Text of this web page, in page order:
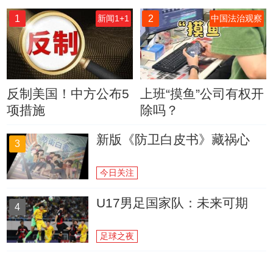
1 新闻1+1
反制美国！中方公布5
项措施
2 中国法治观察
上班“摸鱼”公司有权开
除吗？
3 新版《防卫白皮书》藏祸心
今日关注
4 U17男足国家队：未来可期
足球之夜